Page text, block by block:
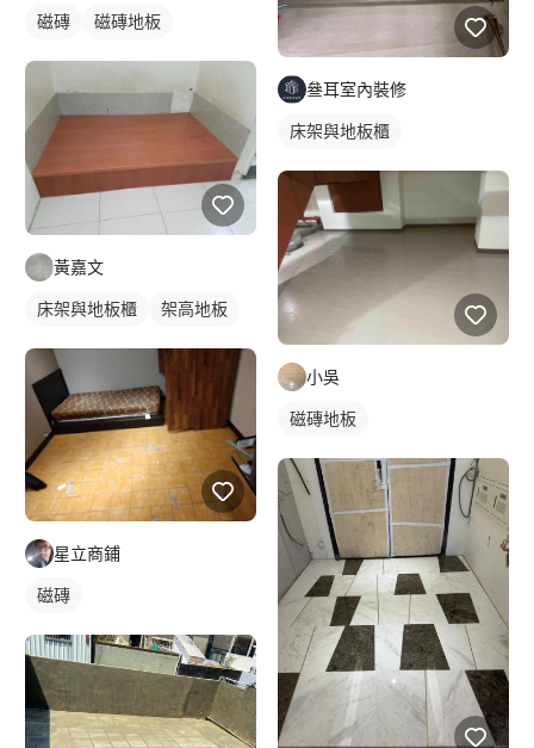
磁磚 磁磚地板
黃嘉文
床架與地板櫃 架高地板
星立商鋪
磁磚
叄耳室內裝修
床架與地板櫃
小吳
磁磚地板